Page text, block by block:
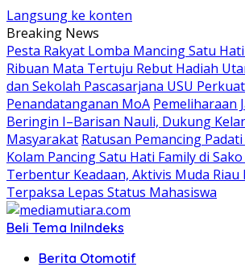
Langsung ke konten
Breaking News
Pesta Rakyat Lomba Mancing Satu
Ribuan Mata Tertuju Rebut Hadiah
dan Sekolah Pascasarjana USU
Penandatanganan MoA Pemeliharaan
Beringin I–Barisan Nauli, Dukung
Masyarakat Ratusan Pemancing
Kolam Pancing Satu Hati Family di
Terbentur Keadaan, Aktivis Muda Riau
Terpaksa Lepas Status Mahasiswa
Beli Tema IniIndeks
Berita Otomotif